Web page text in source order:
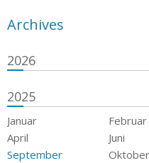
Archives
2026
2025
Januar Februar
April
Juni
September
Oktober